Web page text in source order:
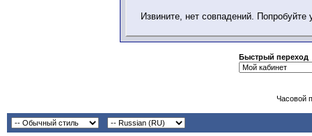
Извините, нет совпадений.
Быстрый переход
Часовой